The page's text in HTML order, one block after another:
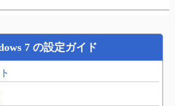
7 の設定ガイド